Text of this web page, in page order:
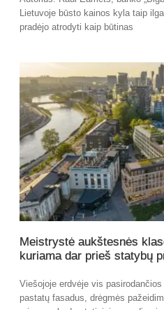
Lietuvoje būsto kainos kyla taip
pradėjo atrodyti kaip būtinas
Meistrystė aukštesnės
kuriama dar prieš statybų
Viešojoje erdvėje vis
pastatų fasadus, drėgmės